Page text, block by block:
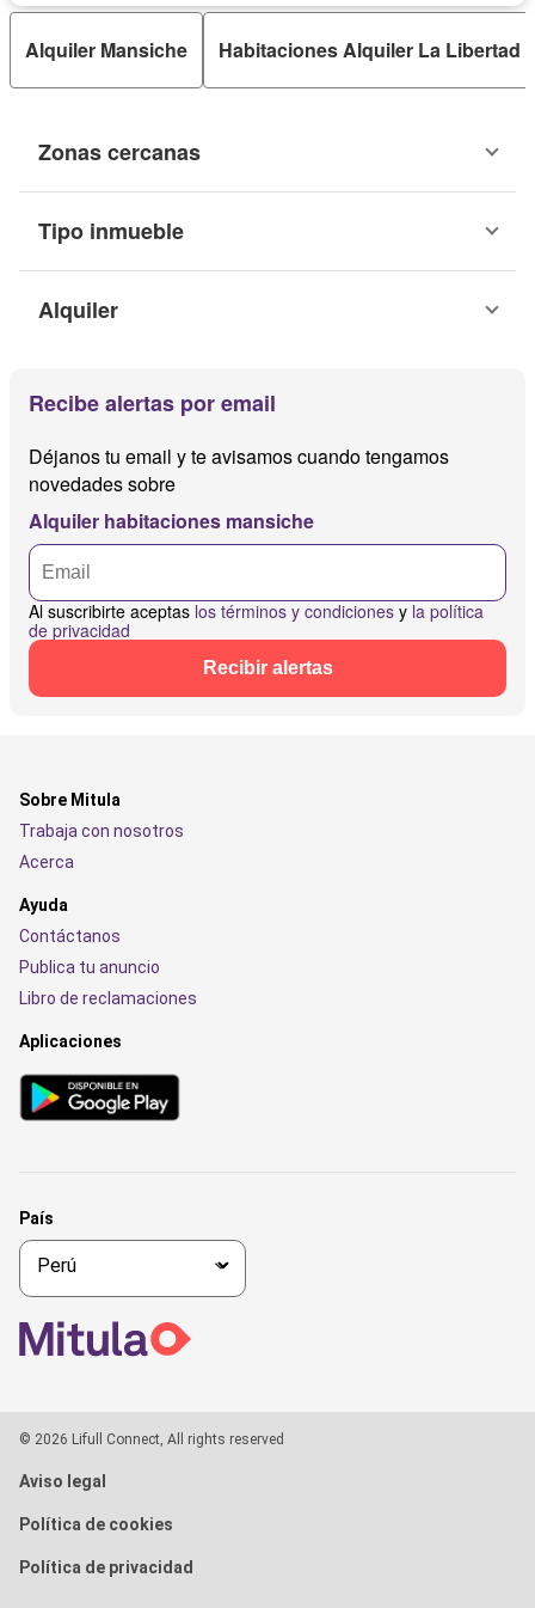
Alquiler Mansiche Habitaciones Alquiler La Libertad
Zonas cercanas
Tipo inmueble
Alquiler
Recibe alertas por email
Déjanos tu email y te avisamos cuando tengamos
novedades sobre
Alquiler habitaciones mansiche
Al suscribirte aceptas los términos y condiciones y la política
de privacidad
Recibir alertas
Sobre Mitula
Trabaja con nosotros
Acerca
Ayuda
Contáctanos
Publica tu anuncio
Libro de reclamaciones
Aplicaciones
País
© 2026 Lifull Connect, All rights reserved
Aviso legal
Política de cookies
Política de privacidad